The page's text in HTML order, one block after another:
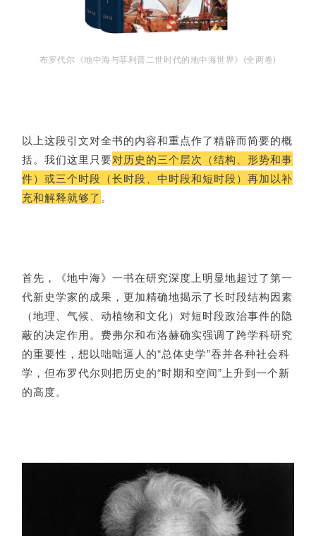
布罗代尔《地中海与菲利普二世时代的地中海世界》(全两卷)
以上这段引文对全书的内容和重点作了精辟而简要的概
括。我们这里只要对历史的三个层次（结构、形势和事
件）或三个时段（长时段、中时段和短时段）再加以补
充和解释就够了 。
首先，《地中海》一书在研究深度上明显地超过了第一
代新史学家的成果，更加精确地揭示了长时段结构因素
（地理、气候、动植物和文化）对短时段政治事件的隐
蔽的决定作用。费弗尔和布洛赫确实强调了跨学科研究
的重要性，想以咄咄逼人的“总体史学”吞并各种社会科
学，但布罗代尔则把历史的“时期和空间”上升到一个新
的高度。